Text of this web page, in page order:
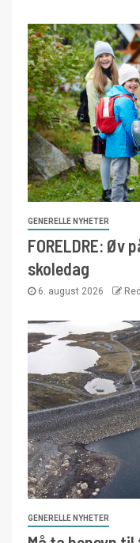
GENERELLE NYHETER
FORELDRE: Øv
skoledag
6. august 2026
GENERELLE NYHETER